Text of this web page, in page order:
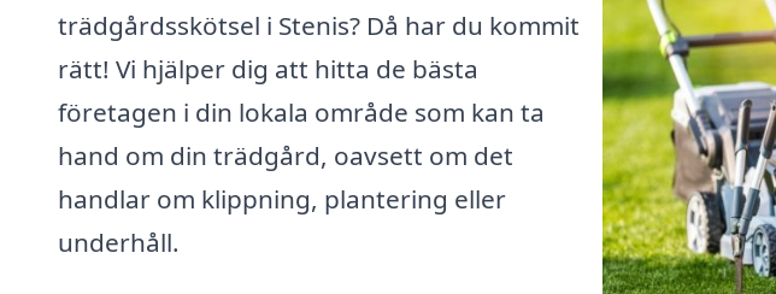
trädgårdsskötsel i Stenis? Då har du kommit
rätt! Vi hjälper dig att hitta de bästa
företagen i din lokala område som kan ta
hand om din trädgård, oavsett om det
handlar om klippning, plantering eller
underhåll.